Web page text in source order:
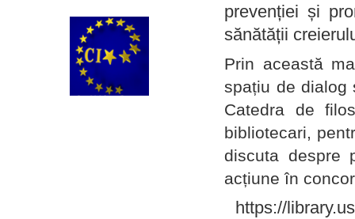
prevenției și
sănătății
Prin această
spațiu de dialog
Catedra de
bibliotecari,
discuta despre
acțiune în
https://